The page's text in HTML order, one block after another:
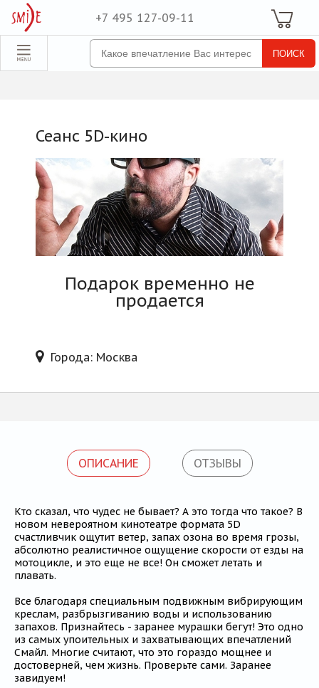
Для неё
набор
Для двоих
Экстрим
SPA
поводу
компании
+7 495 127-09-11 Ваша Корзина
Сеанс 5D-кино
Подарок временно не
продается
Города: Москва
ОПИСАНИЕ ОТЗЫВЫ
Кто сказал, что чудес не бывает? А это тогда что такое? В
новом невероятном кинотеатре формата 5D
счастливчик ощутит ветер, запах озона во время грозы,
абсолютно реалистичное ощущение скорости от езды на
мотоцикле, и это еще не все! Он сможет летать и
плавать.
Все благодаря специальным подвижным вибрирующим
креслам, разбрызгиванию воды и использованию
запахов. Признайтесь - заранее мурашки бегут! Это одно
из самых упоительных и захватывающих впечатлений
Смайл. Многие считают, что это гораздо мощнее и
достоверней, чем жизнь. Проверьте сами. Заранее
завидуем!